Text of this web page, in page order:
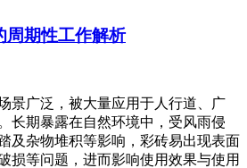
周期性工作解析
景广泛，被大量应用于人行道、广
长期暴露在自然环境中，受风雨侵
及杂物堆积等影响，彩砖易出现表面
损等问题，进而影响使用效果与使用